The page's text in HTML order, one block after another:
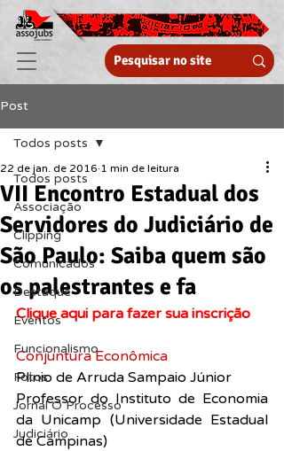
Post
Todos posts
Associação
Clipping
Comunicados
Destaque
Eventos
Funcionalismo
Fotos
Jornal O Processo
Judiciário
Todos posts
VII Encontro Estadual dos
Servidores do Judiciário de
São Paulo: Saiba quem são
os palestrantes e fa
22 de jan. de 2016 1 min de leitura
Clique aqui para fazer sua inscrição
Conjuntura Econômica
Plinio de Arruda Sampaio Júnior
Professor do Instituto de Economia
da Unicamp (Universidade Estadual
de Campinas)